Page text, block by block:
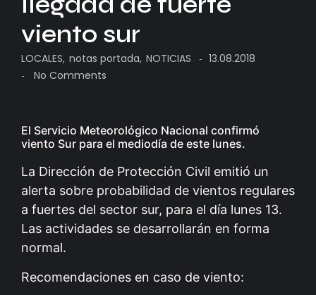
viento sur
LOCALES, notas portada, NOTICIAS - 13.08.2018
- No Comments
El Servicio Meteorológico Nacional confirmó
viento Sur para el mediodía de este lunes.
La Dirección de Protección Civil emitió un
alerta sobre probabilidad de vientos regulares
a fuertes del sector sur, para el día lunes 13.
Las actividades se desarrollarán en forma
normal.
Recomendaciones en caso de viento: